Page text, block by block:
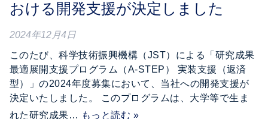
おける開発支援が決定しました
2024年12月4日
このたび、科学技術振興機構（JST）による「研究成果
最適展開支援プログラム（A-STEP） 実装支援（返済
型）」の2024年度募集において、当社への開発支援が
決定いたしました。 このプログラムは、大学等で生ま
れた研究成果… もっと読む »